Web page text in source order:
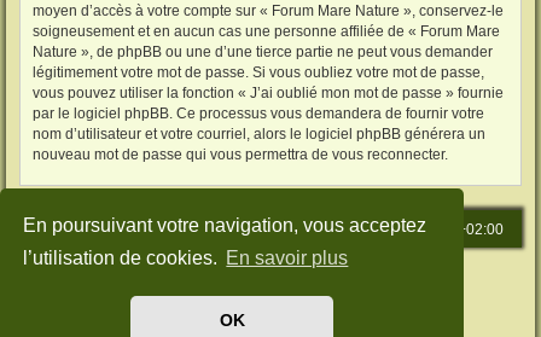
En poursuivant votre navigation, vous acceptez
l’utilisation de cookies. En savoir plus
OK
moyen d’accès à votre compte sur « Forum Mare Nature », conservez-le
soigneusement et en aucun cas une personne affiliée de « Forum Mare
Nature », de phpBB ou une d’une tierce partie ne peut vous demander
légitimement votre mot de passe. Si vous oubliez votre mot de passe,
vous pouvez utiliser la fonction « J’ai oublié mon mot de passe » fournie
par le logiciel phpBB. Ce processus vous demandera de fournir votre
nom d’utilisateur et votre courriel, alors le logiciel phpBB générera un
nouveau mot de passe qui vous permettra de vous reconnecter.
Accueil Index du forum Heures au format UTC+02:00
® Forum Software © phpBB Limited